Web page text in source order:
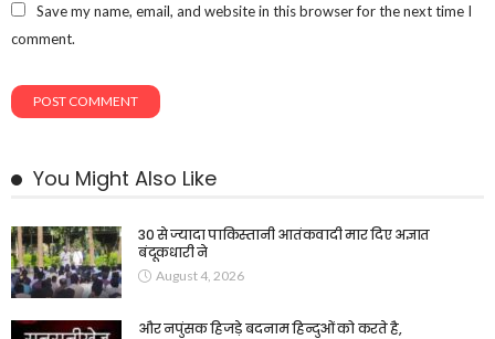
Save my name, email, and website in this browser for the next time I
comment.
You Might Also Like
30 से ज्यादा पाकिस्तानी आतंकवादी मार दिए अज्ञात
बंदूकधारी ने
August 4, 2026
और नपुंसक हिजड़े बदनाम हिन्दुओं को करते है,